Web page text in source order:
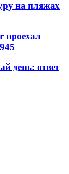
на пляжах
проехал
945
день: ответ